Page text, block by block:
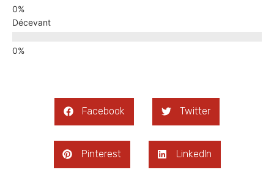
Décevant
Facebook Twitter
Pinterest LinkedIn